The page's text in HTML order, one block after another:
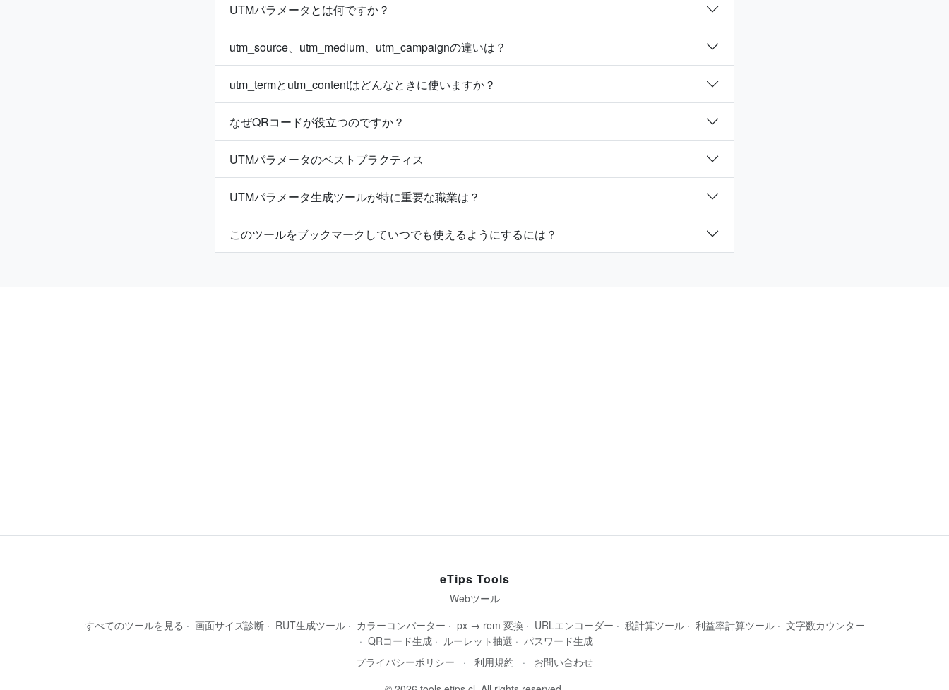
UTMパラメータとは何ですか？
utm_source、utm_medium、utm_campaignの違いは？
utm_termとutm_contentはどんなときに使いますか？
なぜQRコードが役立つのですか？
UTMパラメータのベストプラクティス
UTMパラメータ生成ツールが特に重要な職業は？
このツールをブックマークしていつでも使えるようにするには？
eTips Tools
Webツール
すべてのツールを見る · 画面サイズ診断 · RUT生成ツール · カラーコンバーター · px → rem 変換 · URLエンコーダー · 税計算ツール · 利益率計算ツール · 文字数カウンター
· QRコード生成 · ルーレット抽選 · パスワード生成
プライバシーポリシー
· 利用規約 ·
お問い合わせ